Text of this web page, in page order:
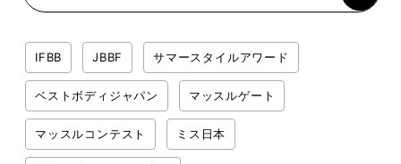
IFBB JBBF サマースタイルアワード
ベストボディジャパン マッスルゲート
マッスルコンテスト ミス日本